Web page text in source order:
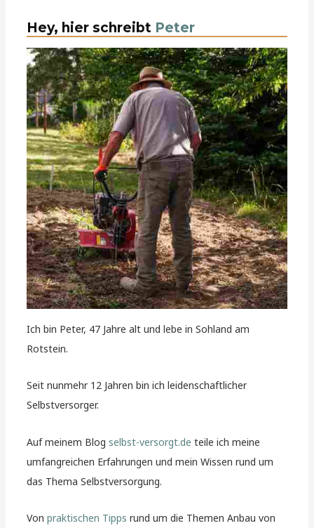
Hey, hier schreibt Peter
Ich bin Peter, 47 Jahre alt und lebe in Sohland am
Rotstein.
Seit nunmehr 12 Jahren bin ich leidenschaftlicher
Selbstversorger.
Auf meinem Blogselbst-versorgt.de teile ich meine
umfangreichen Erfahrungen und mein Wissen rund um
das Thema Selbstversorgung.
Vonpraktischen Tipps rund um die Themen Anbau von